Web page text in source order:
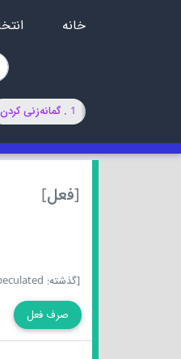
خانه
1 . گمانه‌زنی کردن
[فعل]
[گذشته: speculated]
صرف فعل